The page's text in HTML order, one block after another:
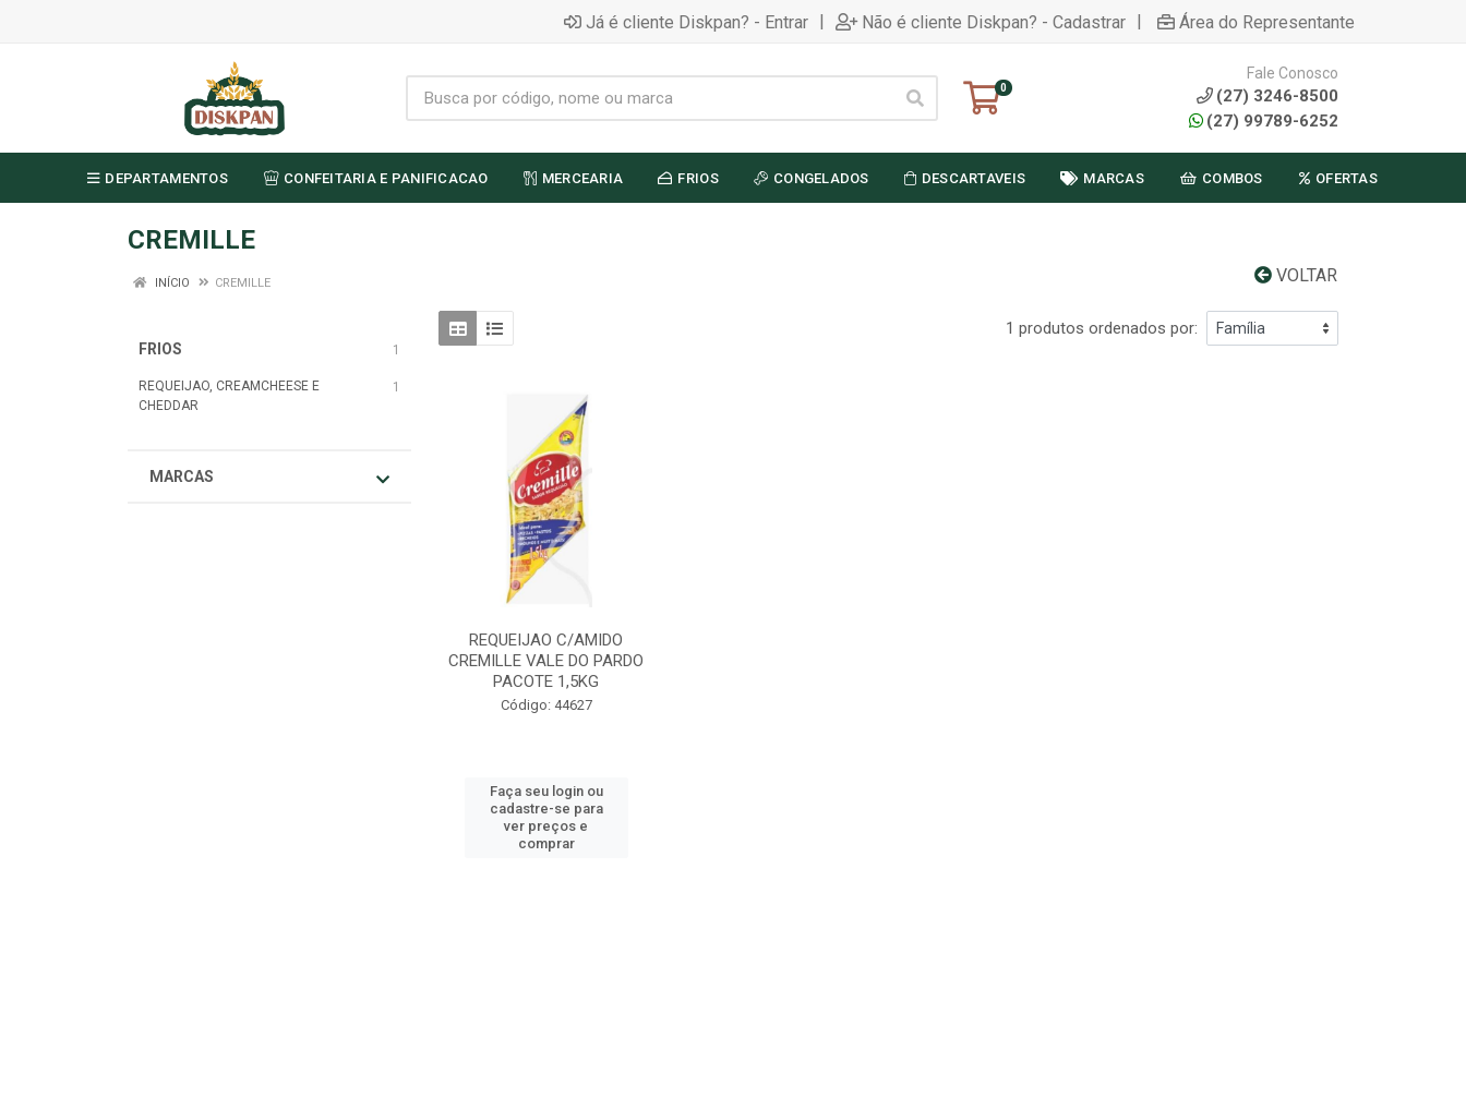
Já é cliente Diskpan? - Entrar | Não é cliente Diskpan? - Cadastrar | Área do Representante
0
Fale Conosco
(27) 3246-8500
(27) 99789-6252
DEPARTAMENTOS CONFEITARIA E PANIFICACAO MERCEARIA FRIOS CONGELADOS DESCARTAVEIS MARCAS COMBOS OFERTAS
CREMILLE
VOLTAR
INÍCIO CREMILLE
FRIOS 1
REQUEIJAO, CREAMCHEESE E
CHEDDAR
1
MARCAS
1 produtos ordenados por:
REQUEIJAO C/AMIDO
CREMILLE VALE DO PARDO
PACOTE 1,5KG
Código: 44627
Faça seu login ou
cadastre-se para
ver preços e
comprar